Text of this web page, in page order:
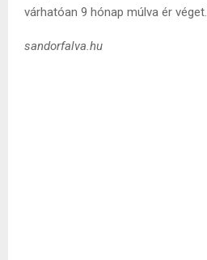
várhatóan 9 hónap múlva ér véget.
sandorfalva.hu